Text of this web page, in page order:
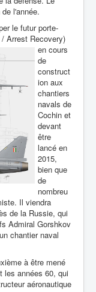
l'année.
le futur porte-
Arrest Recovery)
en cours
de
construct
ion aux
chantiers
navals de
Cochin et
devant
être
lancé en
2015,
bien que
de
nombreu
Il viendra
de la Russie, qui
Admiral Gorshkov
chantier naval
à être mené
les années 60, qui
aéronautique